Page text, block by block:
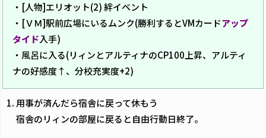
・[人物]エリオット(2) 絆イベント
・[ＶＭ]駅前広場にいるムンク(勝利するとVMカードアップ
タイド入手)
・風呂に入る(リィンとアルティナのCP100上昇、アルティ
ナの好感度↑、分校充実度+2)
用事が済んだら宿舎に戻って休もう
宿舎のリィンの部屋に戻ると自由行動日終了。